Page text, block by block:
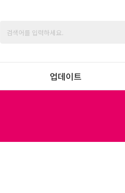
업데이트